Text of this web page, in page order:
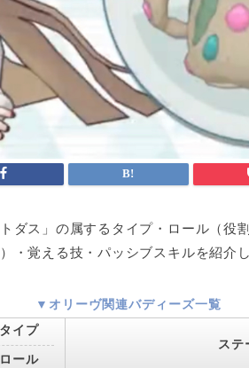
ダス」の属するタイプ・ロール（役
・覚える技・パッシブスキルを紹介し
▼オリーヴ関連バディーズ一覧
タイプ
ロール
ステ